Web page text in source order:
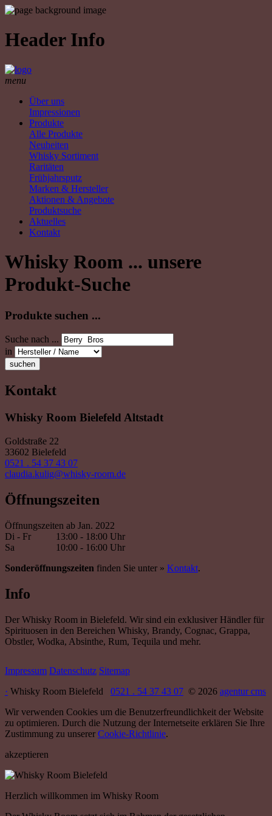
Header Info
menu
Über uns
Impressionen
Produkte
Alle Produkte
Neuheiten
Whisky Sortiment
Raritäten
Frühjahrsputz
Marken & Hersteller
Aktionen & Angebote
Produktsuche
Aktuelles
Kontakt
Whisky Room ... unsere
Produkt-Suche
Produkte suchen ...
Suche nach ...
in
suchen
Kontakt
Whisky Room Bielefeld Altstadt
Goldstraße 22
33602 Bielefeld
0521 . 54 37 43 07
claudia.kulig@whisky-room.de
Öffnungszeiten
Öffnungszeiten ab Jan. 2022
Di - Fr
13:00 - 18:00 Uhr
Sa
10:00 - 16:00 Uhr
Sonderöffnungszeiten finden Sie unter » Kontakt.
Info
Der Whisky Room in Bielefeld. Wir sind ein exklusiver Händler für
Spirituosen in den Bereichen Whisky, Brandy, Cognac, Grappa,
Obstler, Wodka, Absinthe, Rum, Tequila und mehr.
Impressum Datenschutz Sitemap
· Whisky Room Bielefeld 0521 . 54 37 43 07 © 2026 agentur cms
Wir verwenden Cookies um die Benutzerfreundlichkeit der Website
zu optimieren. Durch die Nutzung der Internetseite erklären Sie Ihre
Zustimmung zu unserer Cookie-Richtlinie.
akzeptieren
Herzlich willkommen im Whisky Room